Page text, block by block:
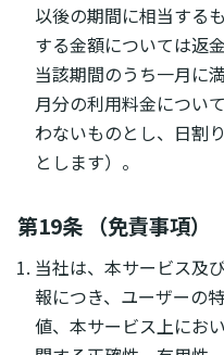
以後の期間に相当する
する金額については返
当該期間のうち一月に
月分の利用料金につい
わないものとし、日割
とします）。
第19条 （免責事項）
当社は、本サービス及
報につき、ユーザーの
値、本サービス上にお